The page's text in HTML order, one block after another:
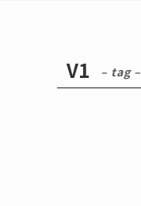
V1 – tag –